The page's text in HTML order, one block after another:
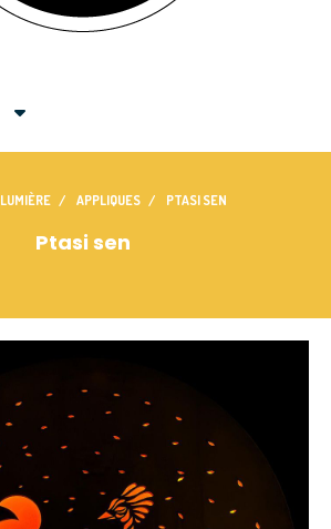
LUMIÈRE APPLIQUES PTASI SEN
Ptasi sen